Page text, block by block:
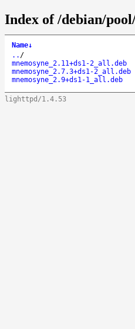
Index of /debian/
Name↓
.. /
mnemosyne_2.11+ds1-2_all.deb
mnemosyne_2.7.3+ds1-2_all.deb
mnemosyne_2.9+ds1-1_all.deb
lighttpd/1.4.53